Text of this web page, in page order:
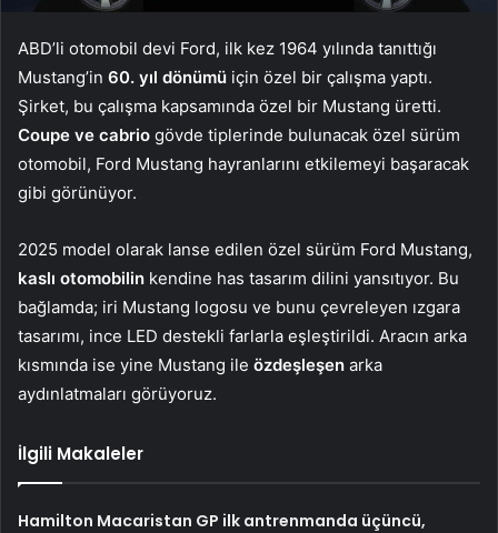
ABD’li otomobil devi Ford, ilk kez 1964 yılında tanıttığı
Mustang’in 60. yıl dönümü için özel bir çalışma yaptı.
Şirket, bu çalışma kapsamında özel bir Mustang üretti.
Coupe ve cabrio gövde tiplerinde bulunacak özel sürüm
otomobil, Ford Mustang hayranlarını etkilemeyi başaracak
gibi görünüyor.
2025 model olarak lanse edilen özel sürüm Ford Mustang,
kaslı otomobilin kendine has tasarım dilini yansıtıyor. Bu
bağlamda; iri Mustang logosu ve bunu çevreleyen ızgara
tasarımı, ince LED destekli farlarla eşleştirildi. Aracın arka
kısmında ise yine Mustang ile özdeşleşen arka
aydınlatmaları görüyoruz.
İlgili Makaleler
Hamilton Macaristan GP ilk antrenmanda üçüncü,